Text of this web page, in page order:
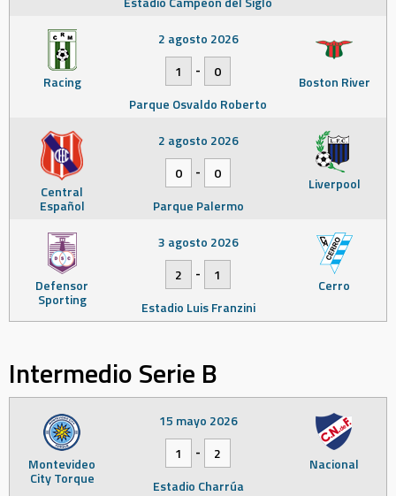
Racing Boston River
2 agosto 2026
1
-
0
Parque Osvaldo Roberto
Central
Español
Liverpool
2 agosto 2026
0
-
0
Parque Palermo
Defensor
Sporting
Cerro
3 agosto 2026
2
-
1
Estadio Luis Franzini
Intermedio Serie B
Montevideo
City Torque
Nacional
15 mayo 2026
1
-
2
Estadio Charrúa